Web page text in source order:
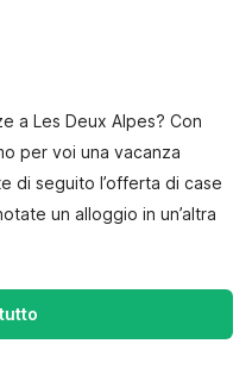
a Les Deux Alpes? Con
per voi una vacanza
di seguito l’offerta di case
un alloggio in un’altra